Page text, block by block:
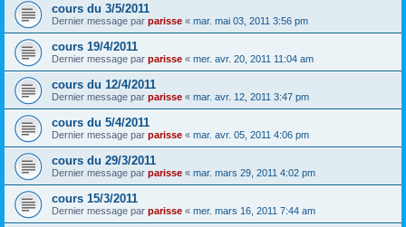
cours du 3/5/2011
Dernier message par parisse « mar. mai 03, 2011 3:56 pm
cours 19/4/2011
Dernier message par parisse « mer. avr. 20, 2011 11:04 am
cours du 12/4/2011
Dernier message par parisse « mar. avr. 12, 2011 3:47 pm
cours du 5/4/2011
Dernier message par parisse « mar. avr. 05, 2011 4:06 pm
cours du 29/3/2011
Dernier message par parisse « mar. mars 29, 2011 4:02 pm
cours 15/3/2011
Dernier message par parisse « mer. mars 16, 2011 7:44 am